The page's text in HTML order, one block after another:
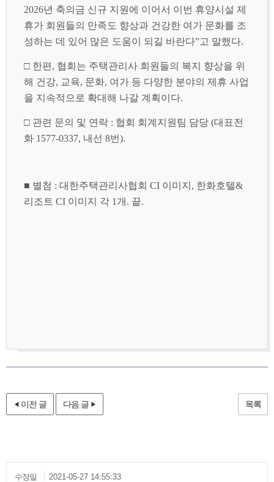
2026년 축의금 신규 지원에 이어서 이번 휴양시설 제
휴가 회원들의 만족도 향상과 건강한 여가 문화를 조
성하는 데 있어 많은 도움이 되길 바란다”고 말했다.
□ 한편, 협회는 주택관리사 회원들의 복지 향상을 위
해 건강, 교육, 문화, 여가 등 다양한 분야의 제휴 사업
을 지속적으로 확대해 나갈 계획이다.
□ 관련 문의 및 연락 : 협회 회계지원팀 담당 (대표전
화 1577-0337, 내선 8번).
■ 별첨 : 대한주택관리사협회 CI 이미지, 한화호텔&
리조트 CI 이미지 각 1개. 끝.
이전 글 다음 글 목록
수정일 2021-05-27 14:55:33